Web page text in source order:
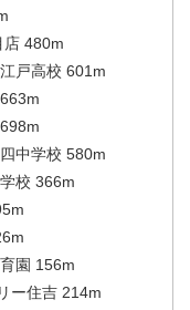
店 480m
戸高校 601m
中学校 580m
校 366m
園 156m
ー住吉 214m